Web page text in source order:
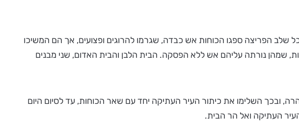
שלב הפריצה ספגו הכוחות אש כבדה, שגרמו להרוגים ופצועים, אך הם המשיכו
שמהן נורתה עליהם אש ללא הפסקה. הבית הלבן והבית האדום, שני מבנים
ובכך השלימו את כיתור העיר העתיקה יחד עם שאר הכוחות, עד לסיום היום
העתיקה ואל הר הבית.